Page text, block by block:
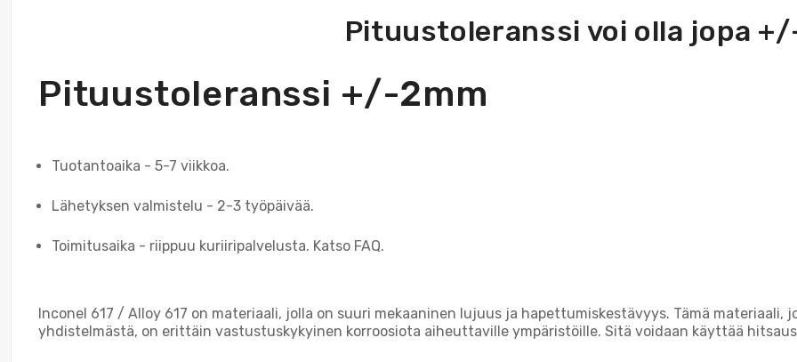
Pituustoleranssi voi olla jopa
Pituustoleranssi +/-2mm
Tuotantoaika - 5-7 viikkoa.
Lähetyksen valmistelu - 2-3 työpäivää.
Toimitusaika - riippuu kuriiripalvelusta. Katso FAQ.
Inconel 617 / Alloy 617 on materiaali, jolla on suuri mekaaninen lujuus ja hapettumiskestävyys. Tämä materiaali,
yhdistelmästä, on erittäin vastustuskykyinen korroosiota aiheuttaville ympäristöille. Sitä voidaan käyttää